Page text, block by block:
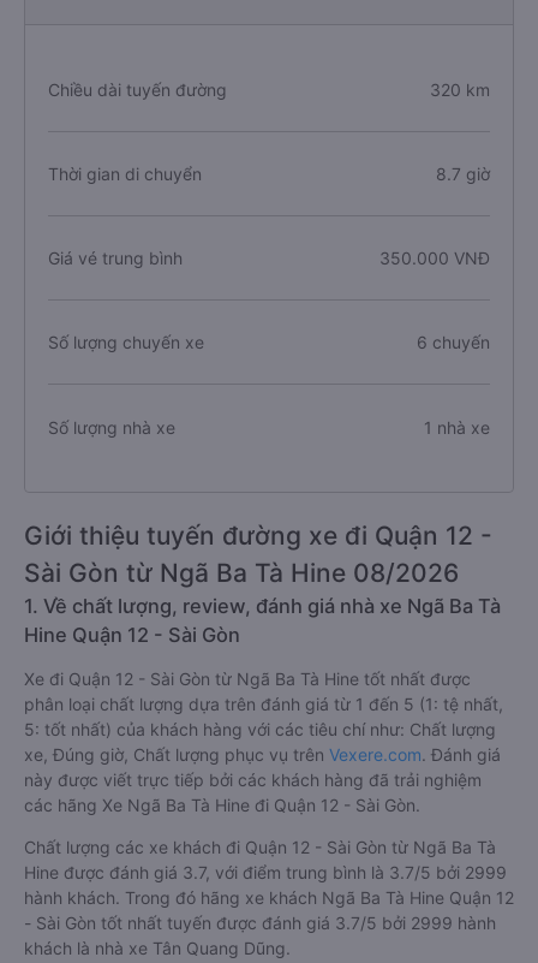
Chiều dài tuyến đường 320 km
Thời gian di chuyển 8.7 giờ
Giá vé trung bình 350.000 VNĐ
Số lượng chuyến xe 6 chuyến
Số lượng nhà xe 1 nhà xe
Giới thiệu tuyến đường xe đi Quận 12 -
Sài Gòn từ Ngã Ba Tà Hine 08/2026
1. Về chất lượng, review, đánh giá nhà xe Ngã Ba Tà
Hine Quận 12 - Sài Gòn
Xe đi Quận 12 - Sài Gòn từ Ngã Ba Tà Hine tốt nhất được
phân loại chất lượng dựa trên đánh giá từ 1 đến 5 (1: tệ nhất,
5: tốt nhất) của khách hàng với các tiêu chí như: Chất lượng
xe, Đúng giờ, Chất lượng phục vụ trên Vexere.com. Đánh giá
này được viết trực tiếp bởi các khách hàng đã trải nghiệm
các hãng Xe Ngã Ba Tà Hine đi Quận 12 - Sài Gòn.
Chất lượng các xe khách đi Quận 12 - Sài Gòn từ Ngã Ba Tà
Hine được đánh giá 3.7, với điểm trung bình là 3.7/5 bởi 2999
hành khách. Trong đó hãng xe khách Ngã Ba Tà Hine Quận 12
- Sài Gòn tốt nhất tuyến được đánh giá 3.7/5 bởi 2999 hành
khách là nhà xe Tân Quang Dũng.